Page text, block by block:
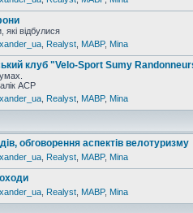
відбулися
Realyst MABP, Mina
клуб "Velo-Sport Sumy
АСР
Realyst MABP, Mina
обговорення аспектів велотуризму
Realyst MABP, Mina
Realyst MABP, Mina